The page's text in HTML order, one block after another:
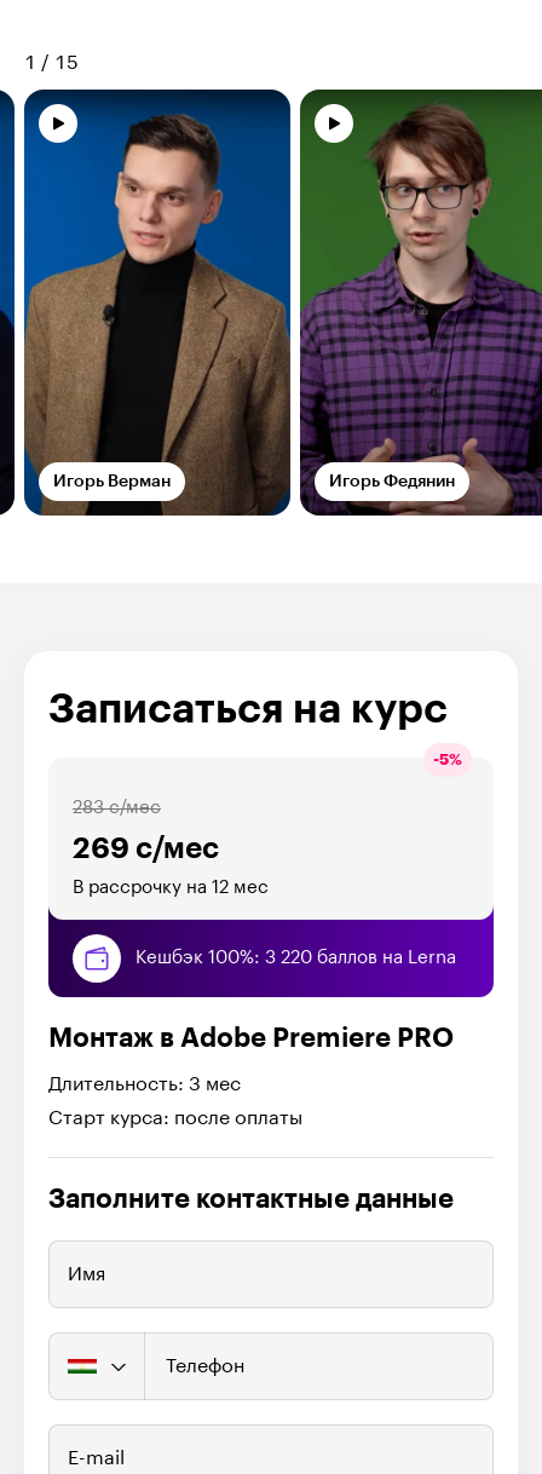
1 / 15
Игорь Верман Игорь Федянин
Записаться на курс
-5%
269 с/мес
283 с/мес
В рассрочку на 12 мес
Кешбэк 100%: 3 220 баллов на Lerna
Монтаж в Adobe Premiere PRO
Длительность: 3 мес
Старт курса: после оплаты
Заполните контактные данные
Имя
Телефон
E-mail